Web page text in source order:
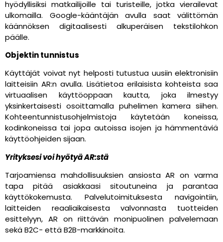
hyödyllisiksi matkailijoille tai turisteille, jotka vierailevat
ulkomailla. Google-kääntäjän avulla saat välittömän
käännöksen digitaalisesti alkuperäisen tekstilohkon
päälle.
Objektin tunnistus
Käyttäjät voivat nyt helposti tutustua uusiin elektronisiin
laitteisiin AR:n avulla. Lisätietoa erilaisista kohteista saa
virtuaalisen käyttöoppaan kautta, joka ilmestyy
yksinkertaisesti osoittamalla puhelimen kamera siihen.
Kohteentunnistusohjelmistoja käytetään koneissa,
kodinkoneissa tai jopa autoissa isojen ja hämmentäviä
käyttöohjeiden sijaan.
Yrityksesi voi hyötyä AR:stä
Tarjoamiensa mahdollisuuksien ansiosta AR on varma
tapa pitää asiakkaasi sitoutuneina ja parantaa
käyttökokemusta. Palvelutoimituksesta navigointiin,
laitteiden reaaliaikaisesta valvonnasta tuotteiden
esittelyyn, AR on riittävän monipuolinen palvelemaan
sekä B2C- että B2B-markkinoita.